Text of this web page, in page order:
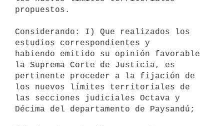
propuestos.
Considerando: I) Que realizados los
estudios correspondientes y
habiendo emitido su opinión favorable
la Suprema Corte de Justicia, es
pertinente proceder a la fijación de
los nuevos límites territoriales de
las secciones judiciales Octava y
Décima del departamento de Paysandú;